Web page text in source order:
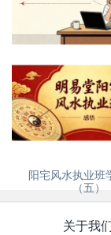
没苦硬吃
阳宅风水执业班
（五）
关于我